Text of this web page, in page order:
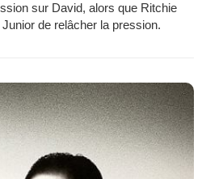
sur David, alors que Ritchie
de relâcher la pression.